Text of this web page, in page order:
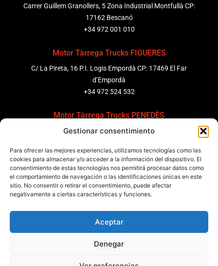
Gestionar consentimiento
Para ofrecer las mejores experiencias, utilizamos tecnologías como las
cookies para almacenar y/o acceder a la información del dispositivo. El
consentimiento de estas tecnologías nos permitirá procesar datos como
el comportamiento de navegación o las identificaciones únicas en este
sitio. No consentir o retirar el consentimiento, puede afectar
negativamente a ciertas características y funciones.
Aceptar
Denegar
Carrer Guillem Granollers, 5 Zona Industrial Montfullà CP:
17162 Bescanó
+34 972 001 010
Motor Tàrrega Trucks FIGUERES
C/ La Pireta, 16 P.I. Logis Empordà CP: 17469 El Far
d’Empordà
+34 972 524 532
Motor Tàrrega Trucks PENEDÈS
C/ Ponent 8, Pol. Ind. Sant Pere Molanta, CP: 08799
+34 931 69 11 91
Motor Tàrrega Trucks BARCELONA
Zona Franca, Carrer E, s/n 08040 Barcelona, España